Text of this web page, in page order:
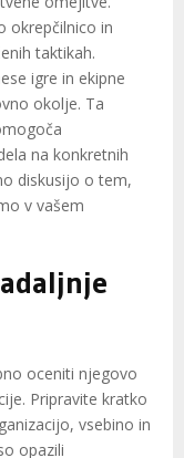
okrepčilnico in
taktikah.
igre in ekipne
okolje. Ta
na konkretnih
diskusijo o tem,
v vašem
oceniti njegovo
Pripravite kratko
vsebino in
opazili